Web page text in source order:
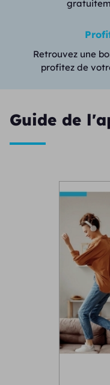
Retrouvez une
profitez de
Guide de